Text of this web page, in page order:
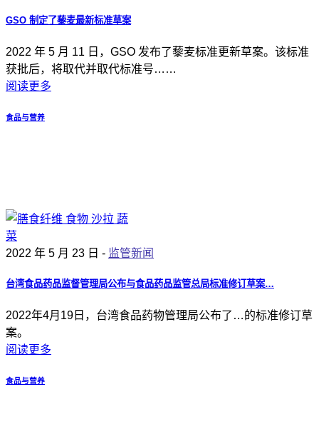
GSO 制定了藜麦最新标准草案
2022 年 5 月 11 日，GSO 发布了藜麦标准更新草案。该标准
获批后，将取代并取代标准号……
阅读更多
食品与营养
2022 年 5 月 23 日 - 监管新闻
台湾食品药品监督管理局公布与食品药品监管总局标准修订草案…
2022年4月19日，台湾食品药物管理局公布了…的标准修订草
案。
阅读更多
食品与营养